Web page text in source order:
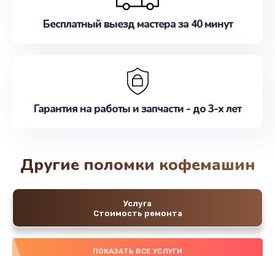
Бесплатный выезд мастера за 40 минут
Гарантия на работы и запчасти - до 3-х лет
Другие поломки кофемашин
Услуга
Стоимость ремонта
ПОКАЗАТЬ ВСЕ УСЛУГИ